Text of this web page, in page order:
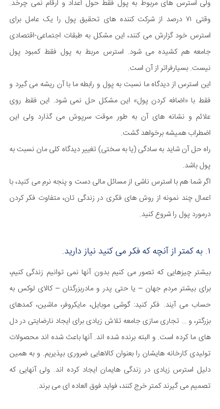
ولی استرس های مربوط به پول فقط حول اعداد و ارقام نمی چرخد.
وقتی ۷۱ درصد از شرکت کننده های تحقیق پول را یک عامل برای
استرس خود گزارش می کنند، این مشکل به طبقات اجتماعی-اقتصادی
جامعه هم کشیده می شود. استرس مربط به پول فقط کمبود پول
نیست. بسیارفراتر از آن است.
این استرس از دیدگاه ما نسبت به پول و رابطه ما با آن ریشه می گیرد و
فقط با «اضافه کردن پول» این مشکل حل نمی شود. این فقط روی
علائم و نشانه های آن به طور موقت سرپوش می گذارد ولی این
اضطراب همیشه برخواهد گشت.
راه حل آن شاید به سادگی (یا به سختی) تغییر دیدگاه کلی مان نسبت به
پول باشد.
اگر شما هم با استرس ناشی از مسائل مالی دست و پنجه نرم می کنید، با
اعمال چند نمونه از روش های فکری در زندگی تان، متفاوت فکر کردن
درمورد پول را شروع کنید.
۱. به کمتر از آنچه که فکر می کنید نیاز دارید.
بیشتر چیزهایی که تصور می کنیم بدون آنها نمی توانیم زندگی کنیم،
برای بیشتر مردم جهان – یا حتی پدر و مادربزرگتان – کالای لوکس به
حساب می آیند. فکر کنید: گوشی موبایل، مایکروفر، ماشین، کمدهای
بزرگتر، و … تجاری سازی جامعه تلاش زیادی برای ایجاد نارضایتی در دل
های ما کرده است. و البته برنده شده اند. آنها باعث شده اند محصولات
تولیدی کارخانه هایشان را بعنوان کالاهایی ضروری بپذیریم. و به همین
دلیل استرس زیادی در زندگی هایمان ایجاد کرده اند. ولی آنهایی که
تصمیم می گیرند کمتر خرج کنند، فواید فوق العاده ای می برند.